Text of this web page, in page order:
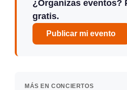
¿Organizas eventos?
gratis.
Publicar mi evento
MÁS EN CONCIERTOS